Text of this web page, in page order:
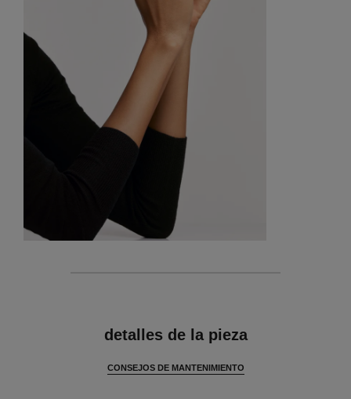
detalles de la pieza
CONSEJOS DE MANTENIMIENTO